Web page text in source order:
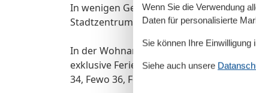
In wenigen Gehminuten erreichen Sie
Stadtzentrum von Zinnowitz.
In der Wohnanlage Residenz Bellevue
exklusive Ferienwohnungen (Fewo 6,
34, Fewo 36, Fewo 38, Fewo 39, Fewo 41,
Wenn Sie die Verwendung
Daten für personalisierte
Sie können Ihre
Siehe auch unsere